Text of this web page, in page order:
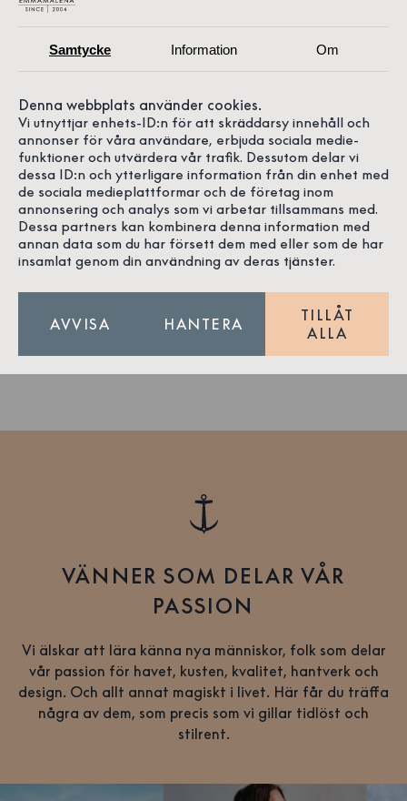
4.9
181 recensioner på Google
VÄNNER SOM DELAR VÅR
PASSION
Vi älskar att lära känna nya människor, folk som delar
vår passion för havet, kusten, kvalitet, hantverk och
design. Och allt annat magiskt i livet. Här får du träffa
några av dem, som precis som vi gillar tidlöst och
stilrent.
Samtycke Information Om
Denna webbplats använder cookies.
Vi utnyttjar enhets-ID:n för att skräddarsy innehåll och
annonser för våra användare, erbjuda sociala medie-
funktioner och utvärdera vår trafik. Dessutom delar vi
dessa ID:n och ytterligare information från din enhet med
de sociala medieplattformar och de företag inom
annonsering och analys som vi arbetar tillsammans med.
Dessa partners kan kombinera denna information med
annan data som du har försett dem med eller som de har
insamlat genom din användning av deras tjänster.
AVVISA HANTERA
TILLÅT
ALLA